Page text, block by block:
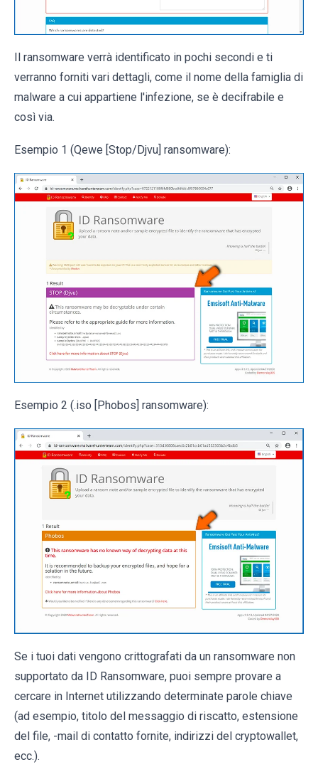
Il ransomware verrà identificato in pochi secondi e ti
verranno forniti vari dettagli, come il nome della famiglia di
malware a cui appartiene l'infezione, se è decifrabile e
così via.
Esempio 1 (Qewe [Stop/Djvu] ransomware):
Esempio 2 (.iso [Phobos] ransomware):
Se i tuoi dati vengono crittografati da un ransomware non
supportato da ID Ransomware, puoi sempre provare a
cercare in Internet utilizzando determinate parole chiave
(ad esempio, titolo del messaggio di riscatto, estensione
del file, -mail di contatto fornite, indirizzi del cryptowallet,
ecc.).